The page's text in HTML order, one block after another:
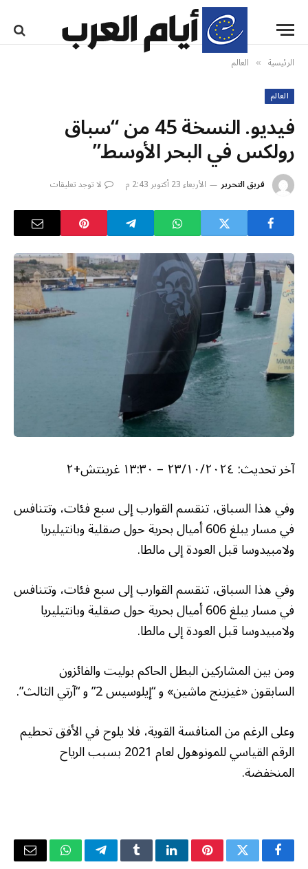
الرئيسية » العالم
العالم
فيديو. النسخة 45 من “سباق
رولكس في البحر الأوسط”
فريق التحرير الأربعاء 23 أكتوبر 2:43 م لا توجد تعليقات
آخر تحديث: ٢٣/١٠/٢٠٢٤ – ١٣:٣٠ غرينتش+٢
وفي هذا السباق، تنقسم القوارب إلى سبع فئات، وتتنافس
في مسار يبلغ 606 أميال بحرية حول صقلية وبانتيليريا
ولامبيدوسا قبل العودة إلى مالطا.
وفي هذا السباق، تنقسم القوارب إلى سبع فئات، وتتنافس
في مسار يبلغ 606 أميال بحرية حول صقلية وبانتيليريا
ولامبيدوسا قبل العودة إلى مالطا.
ومن بين المشاركين البطل الحاكم بوليت والفائزون
السابقون «غيزينج ماشين» و “إيلوسيس 2” و “آرتي الثالث”.
وعلى الرغم من المنافسة القوية، فلا يلوح في الأفق تحطيم
الرقم القياسي للمونوهول لعام 2021 بسبب الرياح
المنخفضة.
فيسبوكتويتر بينتيريستلينكدإنTumblrتيلقرامواتسابالبريد